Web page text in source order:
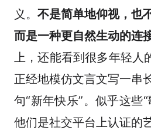
义。 不是简单地仰视，也
而是一种更自然生动的连接
上，还能看到很多年轻人
正经地模仿文言文写一串
句“新年快乐”。似乎这些
他们是社交平台上认证的